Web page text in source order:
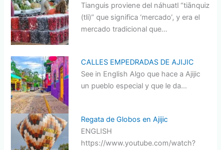
Tianguis proviene del náhuatl “tiānquiz
(tli)” que significa ‘mercado’, y era el
mercado tradicional que…
CALLES EMPEDRADAS DE AJIJIC
See in English Algo que hace a Ajijic
un pueblo especial y que le da…
Regata de Globos en Ajijic
ENGLISH
https://www.youtube.com/watch?